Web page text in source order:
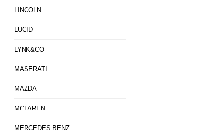
LINCOLN
LUCID
LYNK&CO
MASERATI
MAZDA
MCLAREN
MERCEDES BENZ